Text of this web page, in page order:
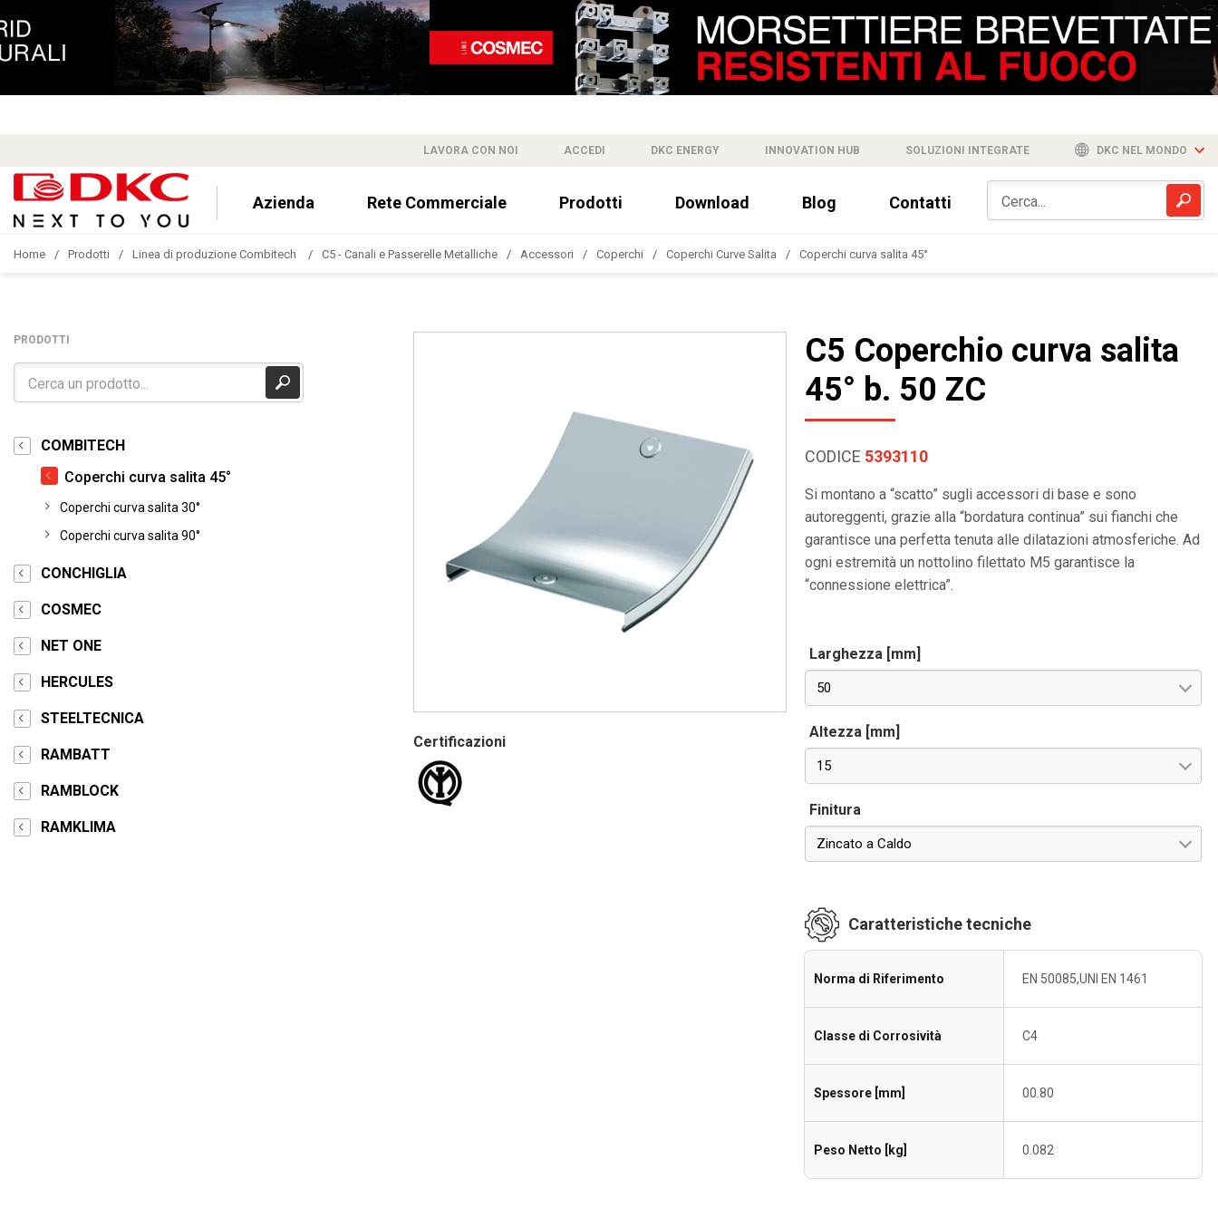
LAVORA CON NOI ACCEDI DKC ENERGY INNOVATION HUB SOLUZIONI INTEGRATE DKC NEL MONDO
Azienda Rete Commerciale Prodotti Download Blog Contatti
Home Prodotti Linea di produzione Combitech C5 - Canali e Passerelle Metalliche Accessori Coperchi Coperchi Curve Salita Coperchi curva salita 45°
PRODOTTI
COMBITECH
Coperchi curva salita 45°
Coperchi curva salita 30°
Coperchi curva salita 90°
CONCHIGLIA
COSMEC
NET ONE
HERCULES
STEELTECNICA
RAMBATT
RAMBLOCK
RAMKLIMA
Certificazioni
C5 Coperchio curva salita
45° b. 50 ZC
CODICE 5393110
Si montano a “scatto” sugli accessori di base e sono
autoreggenti, grazie alla “bordatura continua” sui fianchi che
garantisce una perfetta tenuta alle dilatazioni atmosferiche. Ad
ogni estremità un nottolino filettato M5 garantisce la
“connessione elettrica”.
Larghezza [mm]
50
Altezza [mm]
15
Finitura
Zincato a Caldo
Caratteristiche tecniche
Norma di Riferimento EN 50085,UNI EN 1461
Classe di Corrosività C4
Spessore [mm] 00.80
Peso Netto [kg] 0.082